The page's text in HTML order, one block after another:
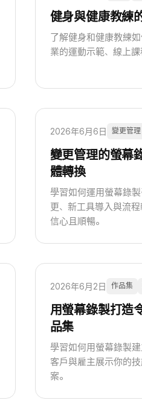
健身與健康教練
了解健身和健康教練
業的運動示範、線上課
2026年6月6日 變更管理
變更管理的螢幕
體轉換
學習如何運用螢幕錄
更、新工具導入與流
信心且順暢。
2026年6月2日 作品集
用螢幕錄製打造
品集
學習如何用螢幕錄製
客戶與雇主展示你的
案。